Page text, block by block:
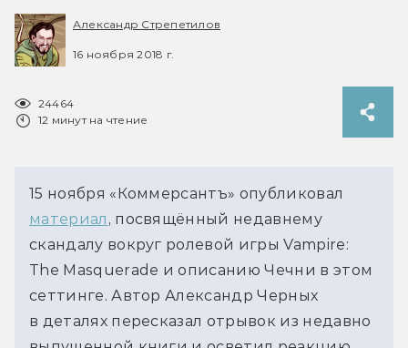
Александр Стрепетилов
16 ноября 2018 г.
24464
12 минут на чтение
15 ноября «Коммерсантъ» опубликовал
материал , посвящённый недавнему
скандалу вокруг ролевой игры Vampire:
The Masquerade и описанию Чечни в этом
сеттинге. Автор Александр Черных
в деталях пересказал отрывок из недавно